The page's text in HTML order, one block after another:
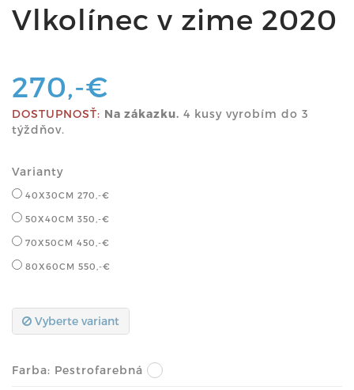
Vlkolínec v zime 2020
270,-€
DOSTUPNOSŤ: Na zákazku. 4 kusy vyrobím do 3
týždňov.
Varianty
40X30CM 270,-€
50X40CM 350,-€
70X50CM 450,-€
80X60CM 550,-€
Vyberte variant
Farba: Pestrofarebná